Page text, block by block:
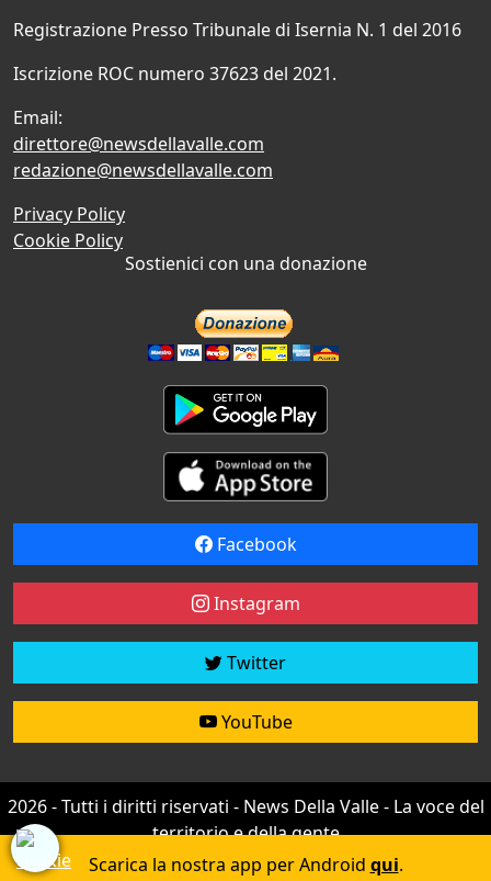
Registrazione Presso Tribunale di Isernia N. 1 del 2016
Iscrizione ROC numero 37623 del 2021.
Email:
direttore@newsdellavalle.com
redazione@newsdellavalle.com
Privacy Policy
Cookie Policy
Sostienici con una donazione
Facebook
Instagram
Twitter
YouTube
2026 - Tutti i diritti riservati - News Della Valle - La voce del
territorio e della gente
Credit by efree
Scarica la nostra app per Android qui.